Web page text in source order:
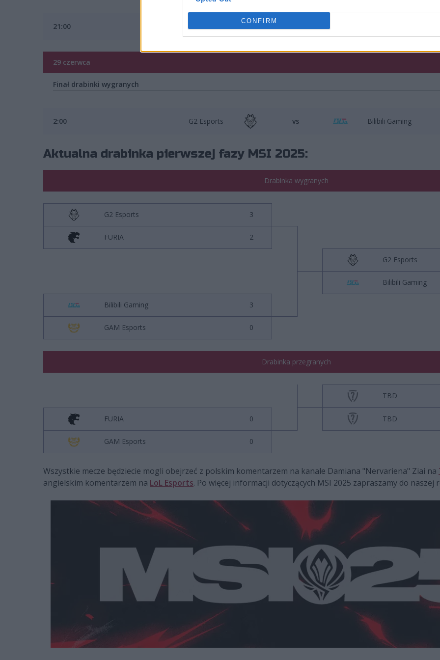
CONFIRM
21:00 Bilibili Gaming
29 czerwca
Finał drabinki wygranych
2:00 G2 Esports vs Bilibili Gaming
Aktualna drabinka pierwszej fazy MSI 2025:
Drabinka wygranych
G2 Esports 3
FURIA 2
G2 Esports
Bilibili Gaming
Bilibili Gaming 3
GAM Esports 0
Drabinka przegranych
TBD
FURIA 0 TBD
GAM Esports 0
Wszystkie mecze będziecie mogli obejrzeć z polskim komentarzem na kanale Damiana "Nervariena" Ziai na
angielskim komentarzem na LoL Esports. Po więcej informacji dotyczących MSI 2025 zapraszamy do naszej